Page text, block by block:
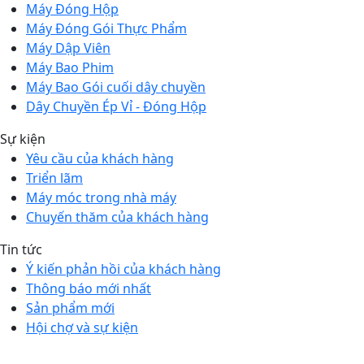
Máy Đóng Hộp
Máy Đóng Gói Thực Phẩm
Máy Dập Viên
Máy Bao Phim
Máy Bao Gói cuối dây chuyền
Dây Chuyền Ép Vỉ - Đóng Hộp
Sự kiện
Yêu cầu của khách hàng
Triển lãm
Máy móc trong nhà máy
Chuyến thăm của khách hàng
Tin tức
Ý kiến phản hồi của khách hàng
Thông báo mới nhất
Sản phẩm mới
Hội chợ và sự kiện